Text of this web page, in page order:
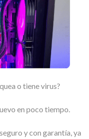
o tiene virus?
en poco tiempo.
y con garantía, ya